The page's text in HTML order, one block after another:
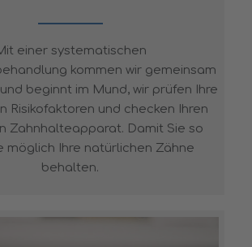
einer systematischen
kommen wir gemeinsam
beginnt im Mund, wir prüfen Ihre
Risikofaktoren und checken Ihren
Zahnhalteapparat. Damit Sie so
möglich Ihre natürlichen Zähne
behalten.